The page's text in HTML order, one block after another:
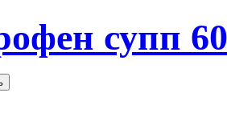
супп